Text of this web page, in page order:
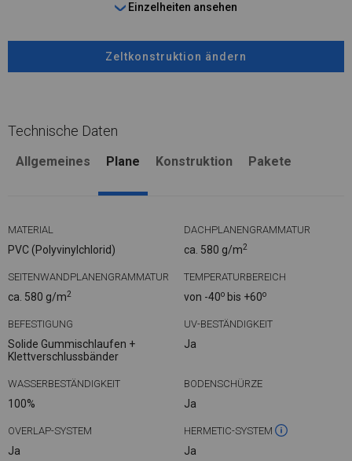
Einzelheiten ansehen
Zeltkonstruktion ändern
Technische Daten
Allgemeines Plane Konstruktion Pakete
MATERIAL
PVC (Polyvinylchlorid)
DACHPLANENGRAMMATUR
ca. 580 g/m2
SEITENWANDPLANENGRAMMATUR
ca. 580 g/m2
TEMPERATURBEREICH
von -40o bis +60o
BEFESTIGUNG
Solide Gummischlaufen +
Klettverschlussbänder
UV-BESTÄNDIGKEIT
Ja
WASSERBESTÄNDIGKEIT
100%
BODENSCHÜRZE
Ja
OVERLAP-SYSTEM
Ja
HERMETIC-SYSTEM
Ja